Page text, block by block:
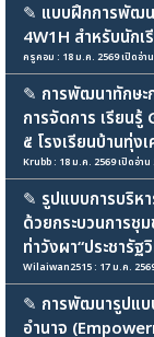
✎ แบบฝึกการพัฒน
4W1H สำหรับนักเ
ครูคอม : 18 ม.ค. 2569 เปิดอ่า
✎ การพัฒนาทักษะ
การจัดการ เรียนรู้
๕ โรงเรียนบ้านทุ่ง
Krubb : 18 ม.ค. 2569 เปิดอ่าน
✎ รูปแบบการบริห
ด้วยกระบวนการชุ
ท่าวังผา“ประชารัฐ
Wilaiwan2515 : 17 ม.ค.
✎ การพัฒนารูปแบ
อำนาจ